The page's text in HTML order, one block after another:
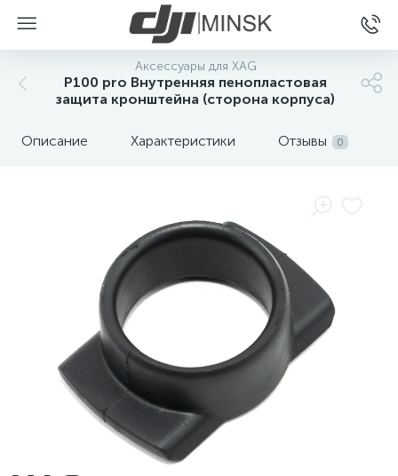
Аксессуары для XAG
P100 pro Внутренняя пенопластовая
защита кронштейна (сторона корпуса)
Описание Характеристики Отзывы 0